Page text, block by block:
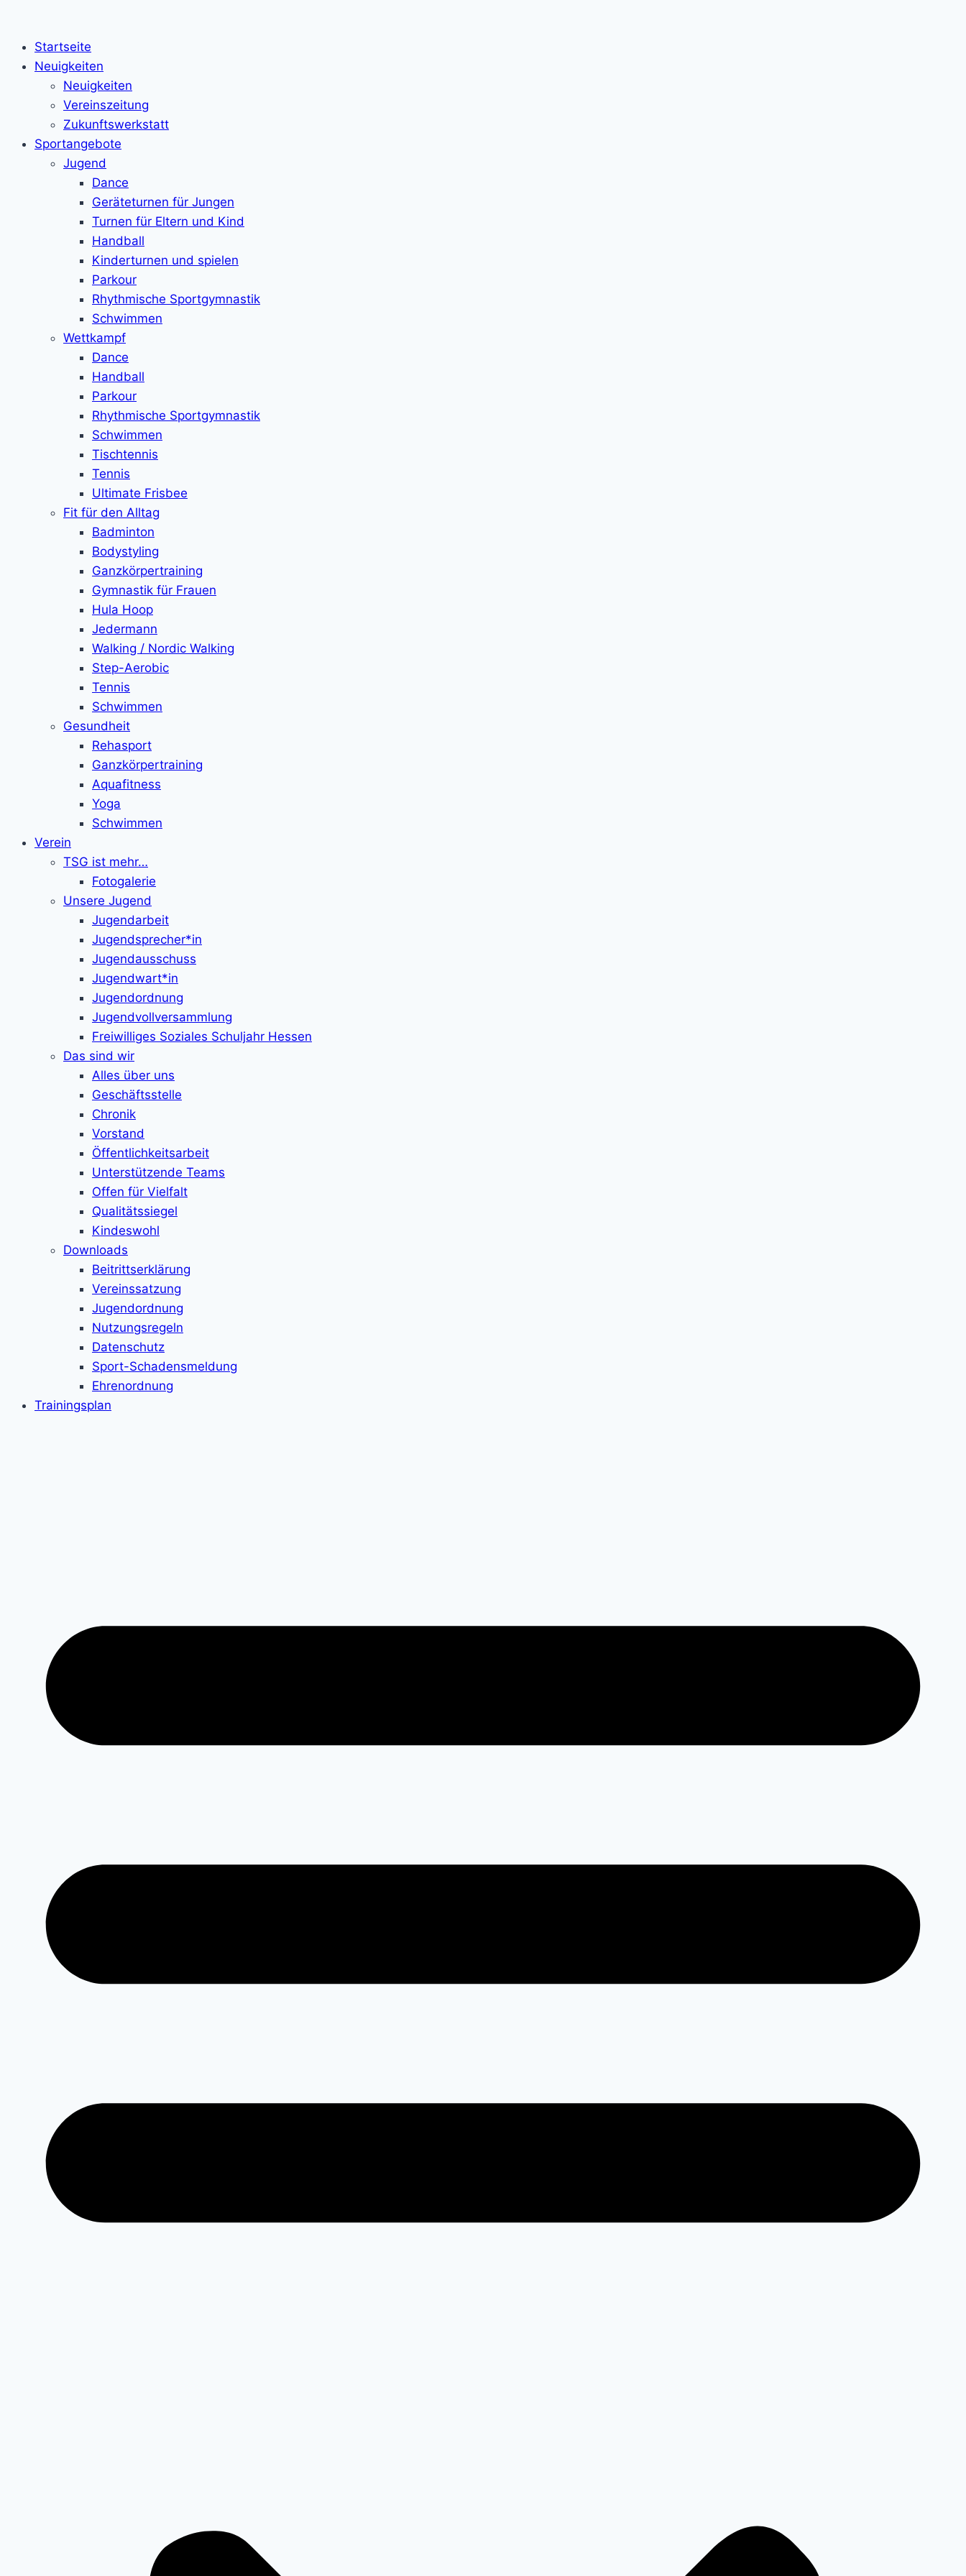
springenStartseite
Neuigkeiten
Neuigkeiten
Vereinszeitung
Zukunftswerkstatt
Sportangebote
Jugend
Dance
Geräteturnen für Jungen
Turnen für Eltern und Kind
Handball
Kinderturnen und spielen
Parkour
Rhythmische Sportgymnastik
Schwimmen
Wettkampf
Dance
Handball
Parkour
Rhythmische Sportgymnastik
Schwimmen
Tischtennis
Tennis
Ultimate Frisbee
Fit für den Alltag
Badminton
Bodystyling
Ganzkörpertraining
Gymnastik für Frauen
Hula Hoop
Jedermann
Walking / Nordic Walking
Step-Aerobic
Tennis
Schwimmen
Gesundheit
Rehasport
Ganzkörpertraining
Aquafitness
Yoga
Schwimmen
Verein
TSG ist mehr…
Fotogalerie
Unsere Jugend
Jugendarbeit
Jugendsprecher*in
Jugendausschuss
Jugendwart*in
Jugendordnung
Jugendvollversammlung
Freiwilliges Soziales Schuljahr Hessen
Das sind wir
Alles über uns
Geschäftsstelle
Chronik
Vorstand
Öffentlichkeitsarbeit
Unterstützende Teams
Offen für Vielfalt
Qualitätssiegel
Kindeswohl
Downloads
Beitrittserklärung
Vereinssatzung
Jugendordnung
Nutzungsregeln
Datenschutz
Sport-Schadensmeldung
Ehrenordnung
Trainingsplan